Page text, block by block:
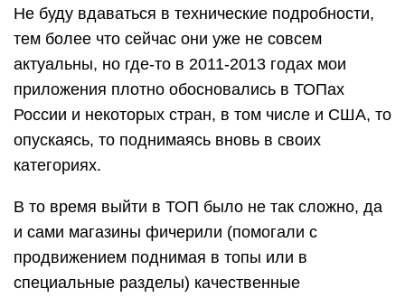
Не буду вдаваться в технические подробности,
тем более что сейчас они уже не совсем
актуальны, но где-то в 2011-2013 годах мои
приложения плотно обосновались в ТОПах
России и некоторых стран, в том числе и США, то
опускаясь, то поднимаясь вновь в своих
категориях.
В то время выйти в ТОП было не так сложно, да
и сами магазины фичерили (помогали с
продвижением поднимая в топы или в
специальные разделы) качественные